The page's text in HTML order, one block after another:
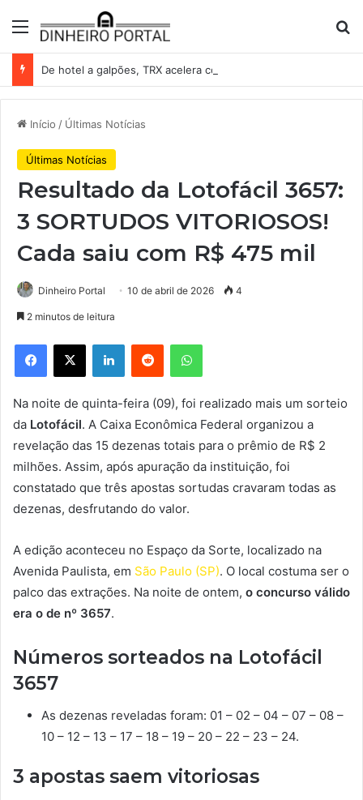
Menu
Início / Últimas Notícias
Últimas Notícias
Resultado da Lotofácil 3657:
3 SORTUDOS VITORIOSOS!
Cada saiu com R$ 475 mil
Dinheiro Portal 10 de abril de 2026 4
2 minutos de leitura
Facebook
X LinkedinReddit WhatsApp
Na noite de quinta-feira (09), foi realizado mais um sorteio
da Lotofácil. A Caixa Econômica Federal organizou a
revelação das 15 dezenas totais para o prêmio de R$ 2
milhões. Assim, após apuração da instituição, foi
constatado que três apostas sortudas cravaram todas as
dezenas, desfrutando do valor.
A edição aconteceu no Espaço da Sorte, localizado na
Avenida Paulista, em São Paulo (SP). O local costuma ser o
palco das extrações. Na noite de ontem, o concurso válido
era o de nº 3657.
Números sorteados na Lotofácil
3657
As dezenas reveladas foram: 01 – 02 – 04 – 07 – 08 –
10 – 12 – 13 – 17 – 18 – 19 – 20 – 22 – 23 – 24.
3 apostas saem vitoriosas